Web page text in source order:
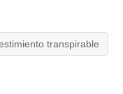
transpirable